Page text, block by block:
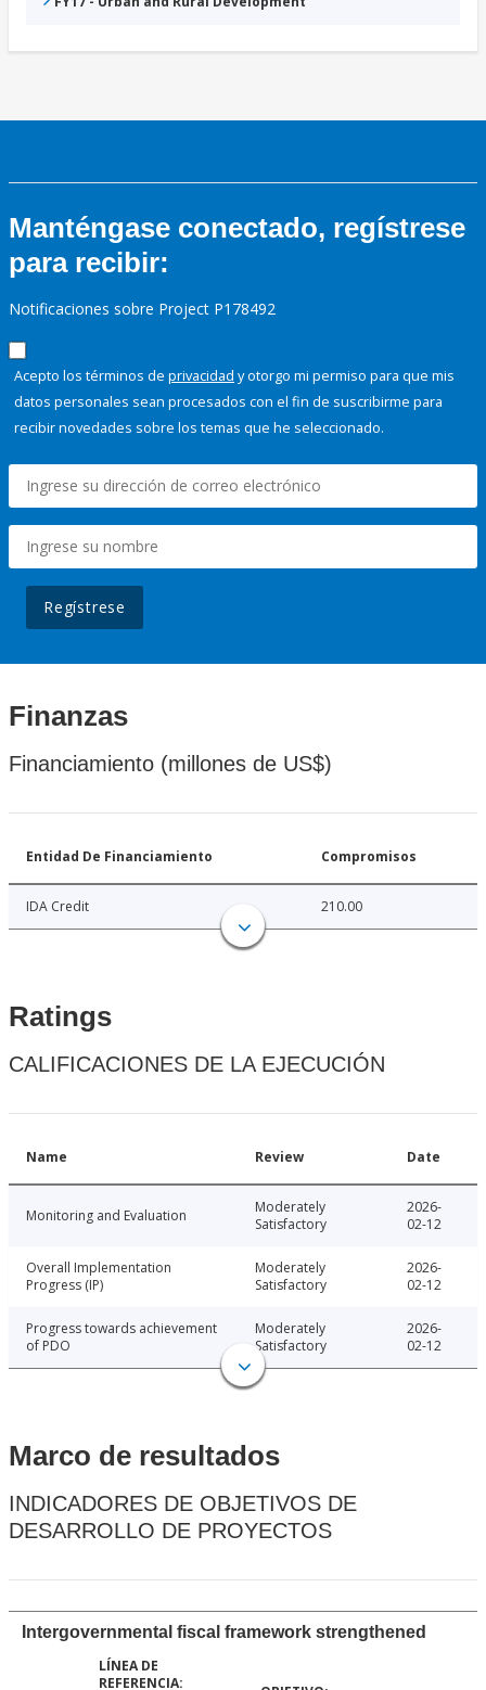
Manténgase conectado, regístrese
para recibir:
Notificaciones sobre Project P178492
Acepto los términos de privacidad y otorgo mi permiso para que mis
datos personales sean procesados con el fin de suscribirme para
recibir novedades sobre los temas que he seleccionado.
Regístrese
Finanzas
Financiamiento (millones de US$)
Entidad De Financiamiento Compromisos
IDA Credit 210.00
Ratings
CALIFICACIONES DE LA EJECUCIÓN
Name Review Date
Monitoring and Evaluation
Moderately
Satisfactory
2026-
02-12
Overall Implementation
Progress (IP)
Moderately
Satisfactory
2026-
02-12
Progress towards achievement
of PDO
Moderately
Satisfactory
2026-
02-12
Marco de resultados
INDICADORES DE OBJETIVOS DE
DESARROLLO DE PROYECTOS
Intergovernmental fiscal framework strengthened